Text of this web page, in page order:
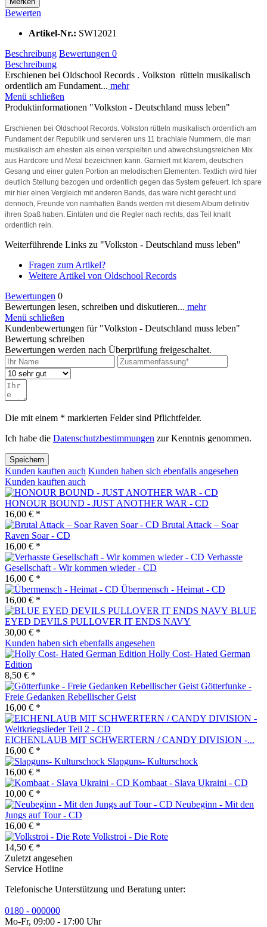
Bewerten
Artikel-Nr.: SW12021
Beschreibung Bewertungen 0
Beschreibung
Erschienen bei Oldschool Records . Volkston rütteln musikalisch
ordentlich am Fundament... mehr
Menü schließen
Produktinformationen "Volkston - Deutschland muss leben"
Erschienen bei Oldschool Records. Volkston rütteln musikalisch ordentlich am
Fundament der Republik und servieren uns 11 brachiale Nummern, die man
musikalisch am ehesten als einen verspielten und abwechslungsreichen Mix
aus Hardcore und Metal bezeichnen kann. Garniert mit klarem, deutschen
Gesang und einer guten Portion an melodischen Elementen. Textlich wird hier
deutlich Stellung bezogen und ordentlich gegen das System gefeuert. Ich spare
mir hier einen Vergleich mit anderen Bands, das wäre nicht gerecht und
dennoch, Freunde von namhaften Bands werden mit diesem Album definitiv
ihren Spaß haben. Eintüten und die Regler nach rechts, das Teil knallt
ordentlich rein.
Weiterführende Links zu "Volkston - Deutschland muss leben"
Fragen zum Artikel?
Weitere Artikel von Oldschool Records
Bewertungen 0
Bewertungen lesen, schreiben und diskutieren... mehr
Menü schließen
Kundenbewertungen für "Volkston - Deutschland muss leben"
Bewertung schreiben
Bewertungen werden nach Überprüfung freigeschaltet.
Die mit einem * markierten Felder sind Pflichtfelder.
Ich habe die Datenschutzbestimmungen zur Kenntnis genommen.
Speichern
Kunden kauften auch Kunden haben sich ebenfalls angesehen
Kunden kauften auch
HONOUR BOUND - JUST ANOTHER WAR - CD
16,00 € *
Brutal Attack – Soar
Raven Soar - CD
16,00 € *
Verhasste
Gesellschaft - Wir kommen wieder - CD
16,00 € *
Übermensch - Heimat - CD
16,00 € *
BLUE
EYED DEVILS PULLOVER IT ENDS NAVY
30,00 € *
Kunden haben sich ebenfalls angesehen
Holly Cost- Hated German
Edition
8,50 € *
Götterfunke -
Freie Gedanken Rebellischer Geist
16,00 € *
EICHENLAUB MIT SCHWERTERN / CANDY DIVISION -...
16,00 € *
Slapguns- Kulturschock
16,00 € *
Kombaat - Slava Ukraini - CD
10,00 € *
Neubeginn - Mit den
Jungs auf Tour - CD
16,00 € *
Volkstroi - Die Rote
14,50 € *
Zuletzt angesehen
Service Hotline
Telefonische Unterstützung und Beratung unter:
0180 - 000000
Mo-Fr, 09:00 - 17:00 Uhr